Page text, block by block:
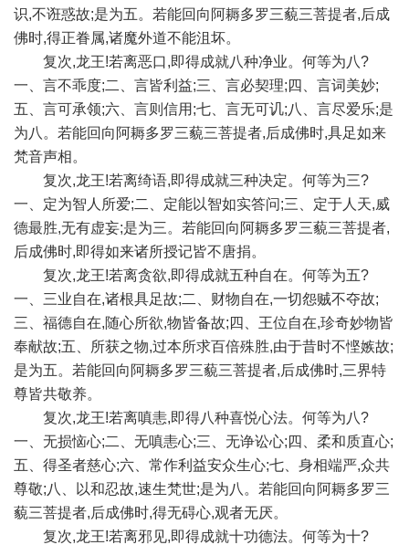
识,不诳惑故;是为五。若能回向阿耨多罗三藐三菩提者,后成
佛时,得正眷属,诸魔外道不能沮坏。
复次,龙王!若离恶口,即得成就八种净业。何等为八?
一、言不乖度;二、言皆利益;三、言必契理;四、言词美妙;
五、言可承领;六、言则信用;七、言无可讥;八、言尽爱乐;是
为八。若能回向阿耨多罗三藐三菩提者,后成佛时,具足如来
梵音声相。
复次,龙王!若离绮语,即得成就三种决定。何等为三?
一、定为智人所爱;二、定能以智如实答问;三、定于人天,威
德最胜,无有虚妄;是为三。若能回向阿耨多罗三藐三菩提者,
后成佛时,即得如来诸所授记皆不唐捐。
复次,龙王!若离贪欲,即得成就五种自在。何等为五?
一、三业自在,诸根具足故;二、财物自在,一切怨贼不夺故;
三、福德自在,随心所欲,物皆备故;四、王位自在,珍奇妙物皆
奉献故;五、所获之物,过本所求百倍殊胜,由于昔时不悭嫉故;
是为五。若能回向阿耨多罗三藐三菩提者,后成佛时,三界特
尊皆共敬养。
复次,龙王!若离嗔恚,即得八种喜悦心法。何等为八?
一、无损恼心;二、无嗔恚心;三、无诤讼心;四、柔和质直心;
五、得圣者慈心;六、常作利益安众生心;七、身相端严,众共
尊敬;八、以和忍故,速生梵世;是为八。若能回向阿耨多罗三
藐三菩提者,后成佛时,得无碍心,观者无厌。
复次,龙王!若离邪见,即得成就十功德法。何等为十?